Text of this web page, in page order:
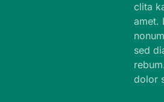
clita
amet.
sed
dolor